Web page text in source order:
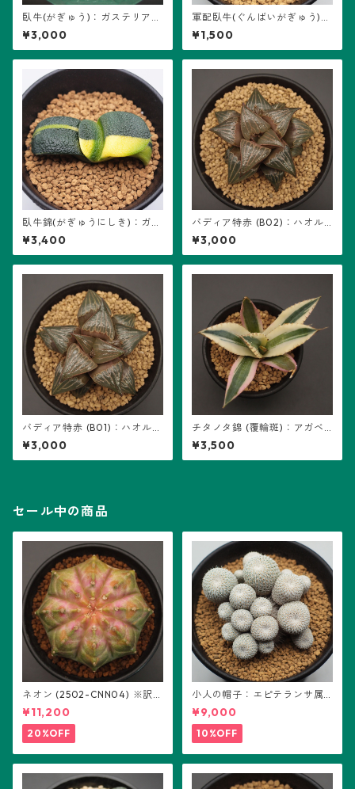
臥牛(がぎゅう)：ガステリア属
(B02) ※群生
¥3,000
軍配臥牛(ぐんばいがぎゅう)：
ガステリア属 (B01)
¥1,500
臥牛錦(がぎゅうにしき)：ガス
テリア属 (B01)
¥3,400
バディア特赤 (B02)：ハオル
チア属 ※実生
¥3,000
バディア特赤 (B01)：ハオルチ
ア属 ※実生
¥3,000
チタノタ錦 (覆輪斑)：アガベ
属 (B01)
¥3,500
セール中の商品
ネオン (2502-CNN04) ※訳あ
り：ギムノカリキウム属 ※実
生
¥11,200
20%OFF
小人の帽子：エピテランサ属
(B01)
¥9,000
10%OFF